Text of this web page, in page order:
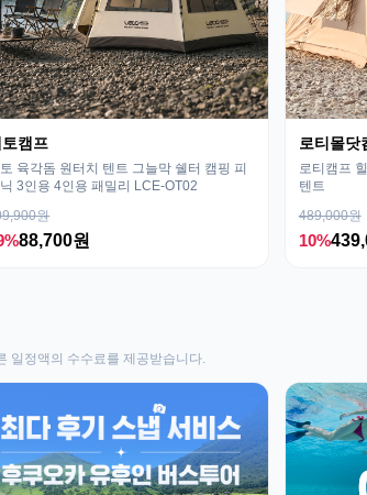
캠프
육각돔 원터치 텐트 그늘막 쉘터 캠핑 피
3인용 4인용 패밀리 LCE-OT02
원
88,700원
로티몰닷
로티캠프
텐트
489,000원
10%
일정액의 수수료를 제공받습니다.